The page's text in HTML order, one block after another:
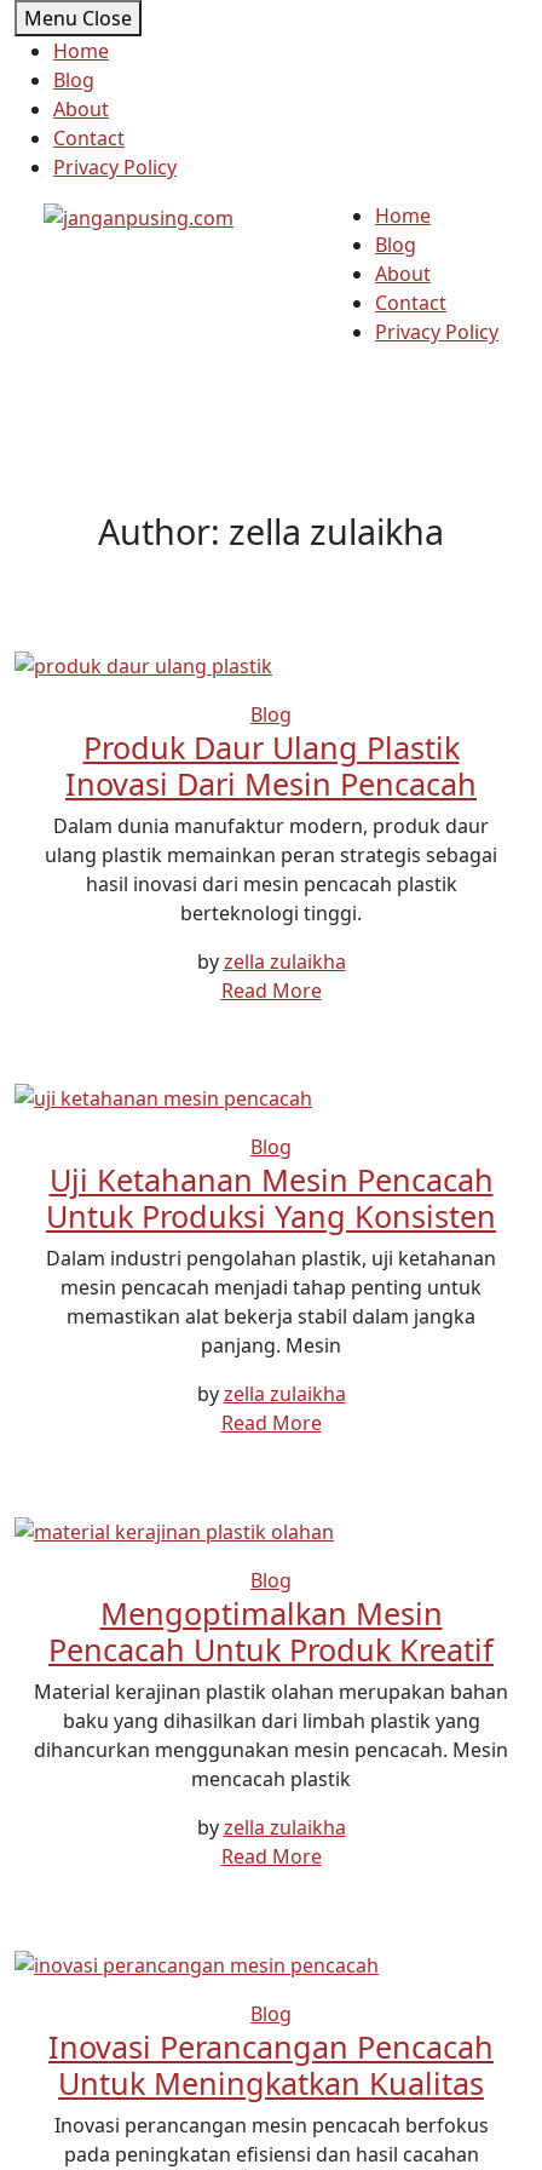
Skip
to
content
Menu Close
Home
Blog
About
Contact
Privacy Policy
Home
Blog
About
Contact
Privacy Policy
Author: zella zulaikha
Blog
Produk Daur Ulang Plastik
Inovasi Dari Mesin Pencacah
Dalam dunia manufaktur modern, produk daur
ulang plastik memainkan peran strategis sebagai
hasil inovasi dari mesin pencacah plastik
berteknologi tinggi.
byzella zulaikha
Read More
Blog
Uji Ketahanan Mesin Pencacah
Untuk Produksi Yang Konsisten
Dalam industri pengolahan plastik, uji ketahanan
mesin pencacah menjadi tahap penting untuk
memastikan alat bekerja stabil dalam jangka
panjang. Mesin
byzella zulaikha
Read More
Blog
Mengoptimalkan Mesin
Pencacah Untuk Produk Kreatif
Material kerajinan plastik olahan merupakan bahan
baku yang dihasilkan dari limbah plastik yang
dihancurkan menggunakan mesin pencacah. Mesin
mencacah plastik
byzella zulaikha
Read More
Blog
Inovasi Perancangan Pencacah
Untuk Meningkatkan Kualitas
Inovasi perancangan mesin pencacah berfokus
pada peningkatan efisiensi dan hasil cacahan